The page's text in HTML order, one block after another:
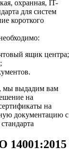
охранная, IT-
для систем
короткого
ящик центра;
мы выдадим вам
на
на
документацию с
14001:2015